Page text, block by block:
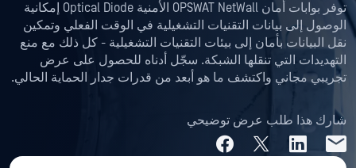
توفر بوابات أمان OPSWAT NetWall الأمنية Optical Diode إمكانية
الوصول إلى بيانات التقنيات التشغيلية في الوقت الفعلي وتمكين
نقل البيانات بأمان إلى بيئات التقنيات التشغيلية - كل ذلك مع منع
التهديدات التي تنقلها الشبكة. سجّل أدناه للحصول على عرض
تجريبي مجاني واكتشف ما هو أبعد من قدرات جدار الحماية الحالي.
شارك هذا طلب عرض توضيحي